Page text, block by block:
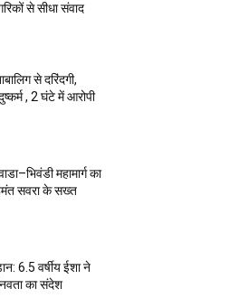
से सीधा संवाद
से दरिंदगी,
, 2 घंटे में आरोपी
महामार्ग का
सवरा के सख्त
6.5 वर्षीय ईशा ने
का संदेश